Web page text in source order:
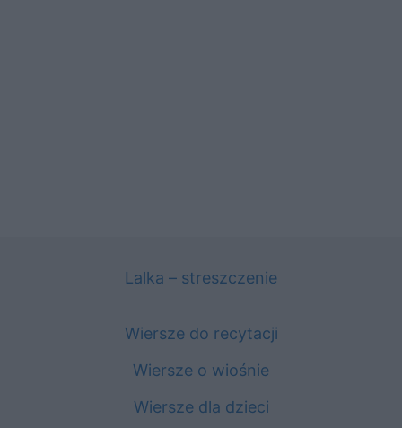
Lalka – streszczenie
Wiersze do recytacji
Wiersze o wiośnie
Wiersze dla dzieci